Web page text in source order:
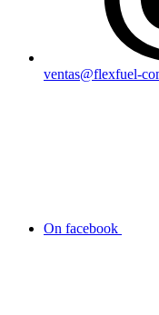
ventas@flexfuel-
On facebook